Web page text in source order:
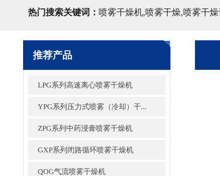
热门搜索关键词： 喷雾干燥机,喷雾干燥,喷雾干
推荐产品
LPG系列高速离心喷雾干燥机
YPG系列压力式喷雾（冷却）干...
ZPG系列中药浸膏喷雾干燥机
GXP系列闭路循环喷雾干燥机
QOG气流喷雾干燥机